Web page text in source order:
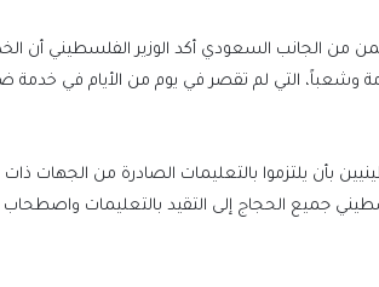
من الجانب السعودي أكد الوزير الفلسطيني أن
وشعباً، التي لم تقصر في يوم من الأيام في
بأن يلتزموا بالتعليمات الصادرة من الجهات ذات
جميع الحجاج إلى التقيد بالتعليمات